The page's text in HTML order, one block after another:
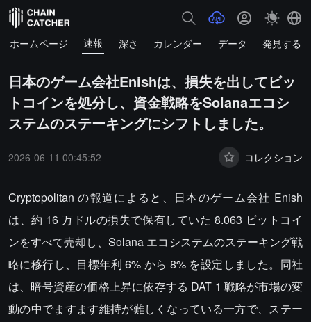
ホームページ 速報 深さ カレンダー データ 発見する
日本のゲーム会社Enishは、損失を出してビッ
トコインを処分し、資金戦略をSolanaエコシ
ステムのステーキングにシフトしました。
2026-06-11 00:45:52 コレクション
Cryptopolitan の報道によると、日本のゲーム会社 Enish
は、約 16 万ドルの損失で保有していた 8.063 ビットコイ
ンをすべて売却し、Solana エコシステムのステーキング戦
略に移行し、目標年利 6% から 8% を設定しました。同社
は、暗号資産の価格上昇に依存する DAT 1 戦略が市場の変
動の中でますます維持が難しくなっている一方で、ステー